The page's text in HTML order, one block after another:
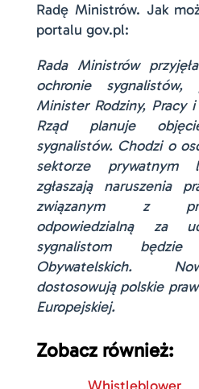
Radę Ministrów. Jak
portalu gov.pl:
Rada Ministrów
ochronie sygnalistów,
Minister Rodziny, Pracy
Rząd planuje
sygnalistów. Chodzi o
sektorze
zgłaszają naruszenia
związanym z
odpowiedzialną za
sygnalistom
Obywatelskich.
dostosowują polskie
Europejskiej.
Zobacz również: